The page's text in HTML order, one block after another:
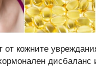
от кожните
дисбаланс